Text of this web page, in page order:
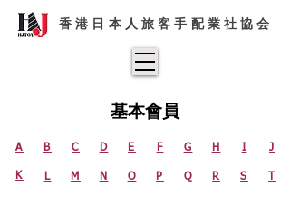
香港日本人旅客手配業社協会
​基本會員
A
K
B
L
C
M
D
N
E
O
F
P
G
Q
H
R
I
S
J